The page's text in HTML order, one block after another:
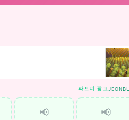
파트너 광고
📢 📢